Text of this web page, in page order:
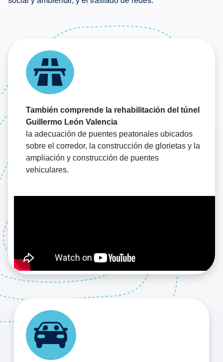
También comprende la rehabilitación del túnel
Guillermo León Valencia
la adecuación de puentes peatonales ubicados
sobre el corredor, la construcción de glorietas y la
ampliación y construcción de puentes
vehiculares.